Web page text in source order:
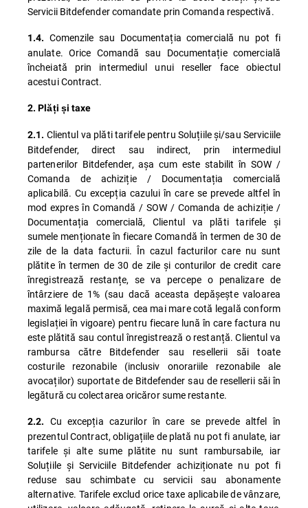
Servicii Bitdefender comandate prin Comanda respectivă.
1.4. Comenzile sau Documentația comercială nu pot fi
anulate. Orice Comandă sau Documentație comercială
încheiată prin intermediul unui reseller face obiectul
acestui Contract.
2. Plăți și taxe
2.1. Clientul va plăti tarifele pentru Soluțiile și/sau Serviciile
Bitdefender, direct sau indirect, prin intermediul
partenerilor Bitdefender, așa cum este stabilit în SOW /
Comanda de achiziție / Documentația comercială
aplicabilă. Cu excepția cazului în care se prevede altfel în
mod expres în Comandă / SOW / Comanda de achiziție /
Documentația comercială, Clientul va plăti tarifele și
sumele menționate în fiecare Comandă în termen de 30 de
zile de la data facturii. În cazul facturilor care nu sunt
plătite în termen de 30 de zile și conturilor de credit care
înregistrează restanțe, se va percepe o penalizare de
întârziere de 1% (sau dacă aceasta depășește valoarea
maximă legală permisă, cea mai mare cotă legală conform
legislației în vigoare) pentru fiecare lună în care factura nu
este plătită sau contul înregistrează o restanță. Clientul va
rambursa către Bitdefender sau resellerii săi toate
costurile rezonabile (inclusiv onorariile rezonabile ale
avocaților) suportate de Bitdefender sau de resellerii săi în
legătură cu colectarea oricăror sume restante.
2.2.
Cu excepția cazurilor în care se prevede altfel în
prezentul Contract, obligațiile de plată nu pot fi anulate, iar
tarifele și alte sume plătite nu sunt rambursabile, iar
Soluțiile și Serviciile Bitdefender achiziționate nu pot fi
reduse sau schimbate cu servicii sau abonamente
alternative. Tarifele exclud orice taxe aplicabile de vânzare,